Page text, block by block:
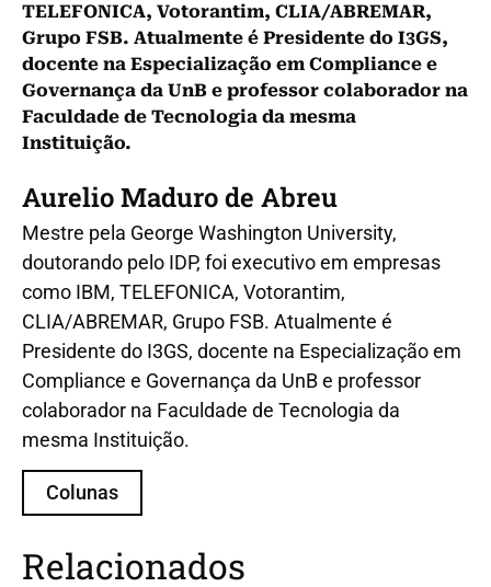
TELEFONICA, Votorantim, CLIA/ABREMAR,
Grupo FSB. Atualmente é Presidente do I3GS,
docente na Especialização em Compliance e
Governança da UnB e professor colaborador na
Faculdade de Tecnologia da mesma
Instituição.
Aurelio Maduro de Abreu
Mestre pela George Washington University,
doutorando pelo IDP, foi executivo em empresas
como IBM, TELEFONICA, Votorantim,
CLIA/ABREMAR, Grupo FSB. Atualmente é
Presidente do I3GS, docente na Especialização em
Compliance e Governança da UnB e professor
colaborador na Faculdade de Tecnologia da
mesma Instituição.
Colunas
Relacionados